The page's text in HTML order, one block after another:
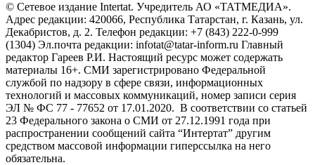
© Сетевое издание Intertat. Учредитель АО «ТАТМЕДИА».
Адрес редакции: 420066, Республика Татарстан, г. Казань, ул.
Декабристов, д. 2. Телефон редакции: +7 (843) 222-0-999
(1304) Эл.почта редакции: infotat@tatar-inform.ru Главный
редактор Гареев Р.И. Настоящий ресурс может содержать
материалы 16+. СМИ зарегистрировано Федеральной
службой по надзору в сфере связи, информационных
технологий и массовых коммуникаций, номер записи серия
ЭЛ № ФС 77 - 77652 от 17.01.2020. В соответствии со статьей
23 Федерального закона о СМИ от 27.12.1991 года при
распространении сообщений сайта “Интертат” другим
средством массовой информации гиперссылка на него
обязательна.